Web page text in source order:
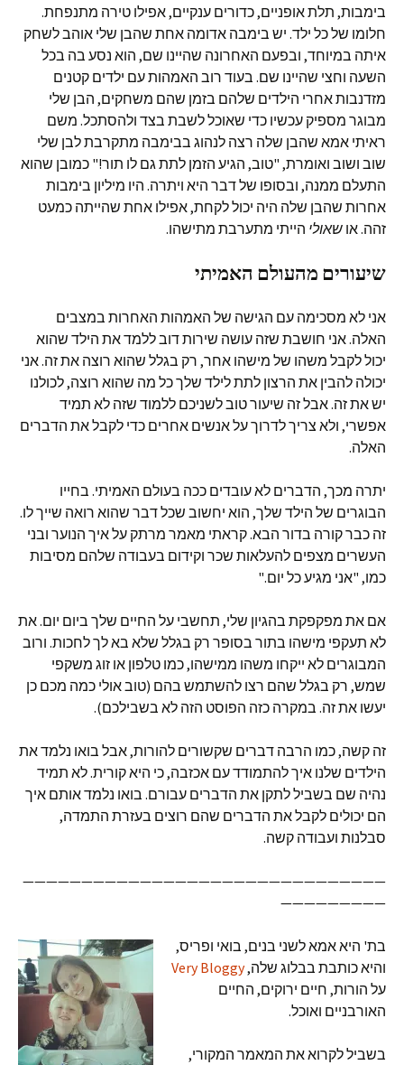
בימבות, תלת אופניים, כדורים ענקיים, אפילו טירה מתנפחת.
חלומו של כל ילד. יש בימבה אדומה אחת שהבן שלי אוהב לשחק
איתה במיוחד, ובפעם האחרונה שהיינו שם, הוא נסע בה בכל
השעה וחצי שהיינו שם. בעוד רוב האמהות עם ילדים קטנים
מזדנבות אחרי הילדים שלהם בזמן שהם משחקים, הבן שלי
מבוגר מספיק עכשיו כדי שאוכל לשבת בצד ולהסתכל. משם
ראיתי אמא שהבן שלה רצה לנהוג בבימבה מתקרבת לבן שלי
שוב ושוב ואומרת, "טוב, הגיע הזמן לתת גם לו תור!" כמובן שהוא
התעלם ממנה, ובסופו של דבר היא ויתרה. היו מיליון בימבות
אחרות שהבן שלה היה יכול לקחת, אפילו אחת שהייתה כמעט
זהה. או שאולי הייתי מתערבת מתישהו.
שיעורים מהעולם האמיתי
אני לא מסכימה עם הגישה של האמהות האחרות במצבים
האלה. אני חושבת שזה עושה שירות דוב ללמד את הילד שהוא
יכול לקבל משהו של מישהו אחר, רק בגלל שהוא רוצה את זה. אני
יכולה להבין את הרצון לתת לילד שלך כל מה שהוא רוצה, לכולנו
יש את זה. אבל זה שיעור טוב לשניכם ללמוד שזה לא תמיד
אפשרי, ולא צריך לדרוך על אנשים אחרים כדי לקבל את הדברים
האלה.
יתרה מכך, הדברים לא עובדים ככה בעולם האמיתי. בחייו
הבוגרים של הילד שלך, הוא יחשוב שכל דבר שהוא רואה שייך לו.
זה כבר קורה בדור הבא. קראתי מאמר מרתק על איך הנוער ובני
העשרים מצפים להעלאות שכר וקידום בעבודה שלהם מסיבות
כמו, "אני מגיע כל יום."
אם את מפקפקת בהגיון שלי, תחשבי על החיים שלך ביום יום. את
לא תעקפי מישהו בתור בסופר רק בגלל שלא בא לך לחכות. ורוב
המבוגרים לא ייקחו משהו ממישהו, כמו טלפון או זוג משקפי
שמש, רק בגלל שהם רצו להשתמש בהם (טוב אולי כמה מכם כן
יעשו את זה. במקרה כזה הפוסט הזה לא בשבילכם).
זה קשה, כמו הרבה דברים שקשורים להורות, אבל בואו נלמד את
הילדים שלנו איך להתמודד עם אכזבה, כי היא קורית. לא תמיד
נהיה שם בשביל לתקן את הדברים עבורם. בואו נלמד אותם איך
הם יכולים לקבל את הדברים שהם רוצים בעזרת התמדה,
סבלנות ועבודה קשה.
———————————————————————————————
—————————
בת' היא אמא לשני בנים, בואי ופריס,
והיא כותבת בבלוג שלה,Very Bloggy
על הורות, חיים ירוקים, החיים
האורבניים ואוכל.
בשביל לקרוא את המאמר המקורי,